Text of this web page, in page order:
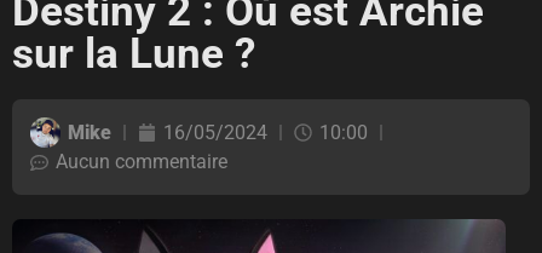
Destiny 2 : Où est Archie
sur la Lune ?
Mike 16/05/2024
10:00
Aucun commentaire